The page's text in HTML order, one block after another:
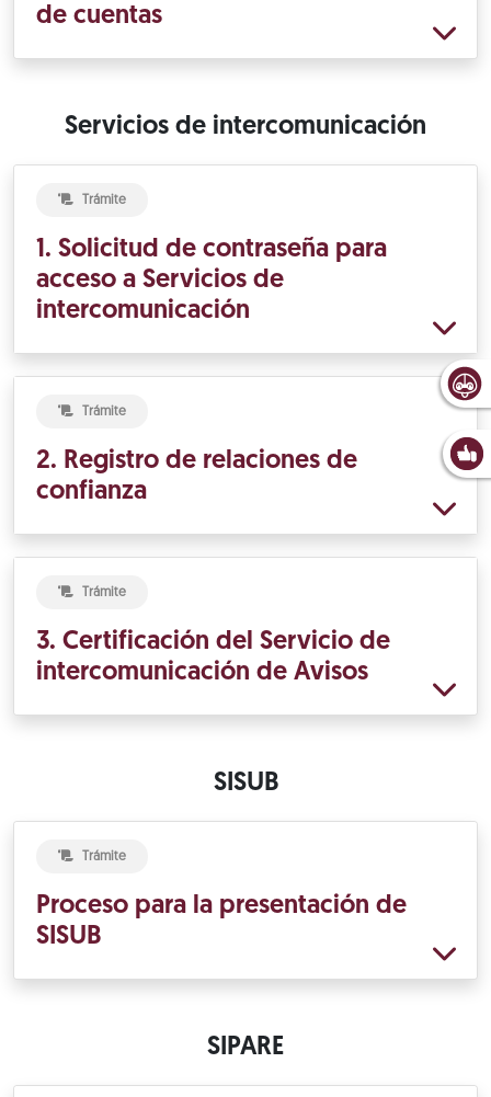
de cuentas
Servicios de intercomunicación
Trámite
1. Solicitud de contraseña para
acceso a Servicios de
intercomunicación
Trámite
2. Registro de relaciones de
confianza
Trámite
3. Certificación del Servicio de
intercomunicación de Avisos
SISUB
Trámite
Proceso para la presentación de
SISUB
SIPARE